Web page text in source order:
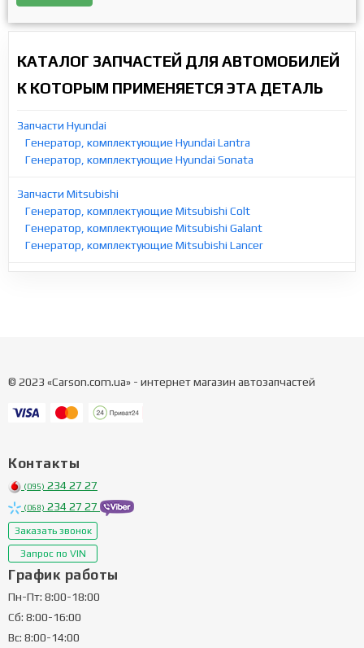
КАТАЛОГ ЗАПЧАСТЕЙ ДЛЯ АВТОМОБИЛЕЙ
К КОТОРЫМ ПРИМЕНЯЕТСЯ ЭТА ДЕТАЛЬ
Запчасти Hyundai
Генератор, комплектующие Hyundai Lantra
Генератор, комплектующие Hyundai Sonata
Запчасти Mitsubishi
Генератор, комплектующие Mitsubishi Colt
Генератор, комплектующие Mitsubishi Galant
Генератор, комплектующие Mitsubishi Lancer
© 2023 «Carson.com.ua» - интернет магазин автозапчастей
Контакты
(095) 234 27 27
(068) 234 27 27
Заказать звонок
Запрос по VIN
График работы
Пн-Пт: 8:00-18:00
Сб: 8:00-16:00
Вс: 8:00-14:00